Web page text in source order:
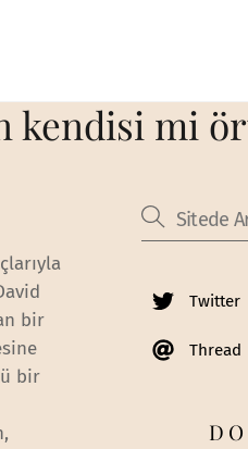
kendisi mi
bir
bir
Twitter
Thread